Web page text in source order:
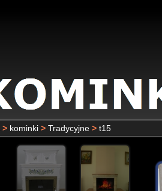
> kominki > Tradycyjne > t15